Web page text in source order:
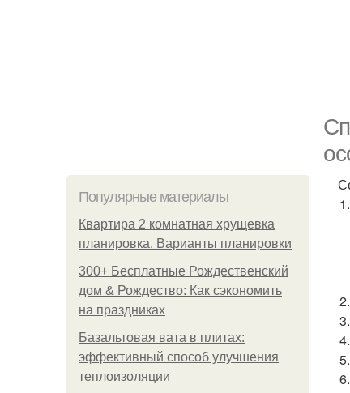
Популярные материалы
Квартира 2 комнатная хрущевка
планировка. Варианты планировки
300+ Бесплатные Рождественский
дом & Рождество: Как сэкономить
на праздниках
Базальтовая вата в плитах:
эффективный способ улучшения
теплоизоляции